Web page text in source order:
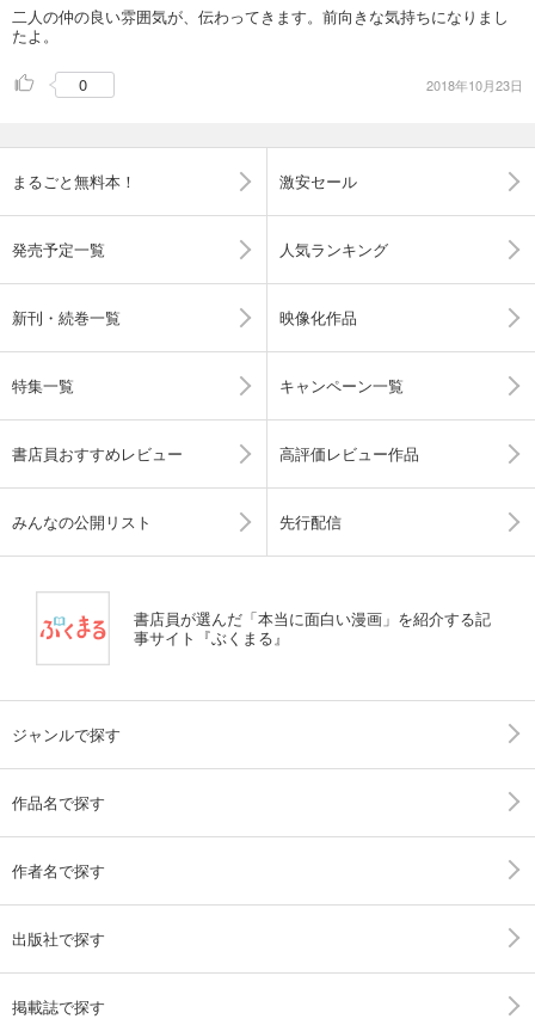
二人の仲の良い雰囲気が、伝わってきます。前向きな気持ちになりまし
たよ。
0 2018年10月23日
まるごと無料本！ 激安セール
発売予定一覧 人気ランキング
新刊・続巻一覧 映像化作品
特集一覧 キャンペーン一覧
書店員おすすめレビュー 高評価レビュー作品
みんなの公開リスト 先行配信
書店員が選んだ「本当に面白い漫画」を紹介する記
事サイト『ぶくまる』
ジャンルで探す
作品名で探す
作者名で探す
出版社で探す
掲載誌で探す